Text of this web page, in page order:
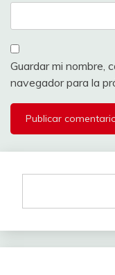
Guardar mi nombre,
navegador para la